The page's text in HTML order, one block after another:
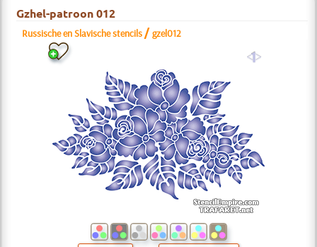
Gzhel-patroon 012
Russische en Slavische stencils /gzel012
a